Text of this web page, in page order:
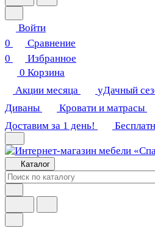
Войти
0
Сравнение
0
Избранное
0 Корзина
Акции месяца
уДачный
Диваны
Кровати и матрасы
Доставим за 1 день!
Каталог